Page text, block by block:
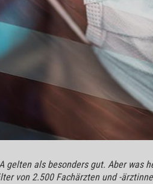
als besonders gut. Aber was
von 2.500 Fachärzten und -